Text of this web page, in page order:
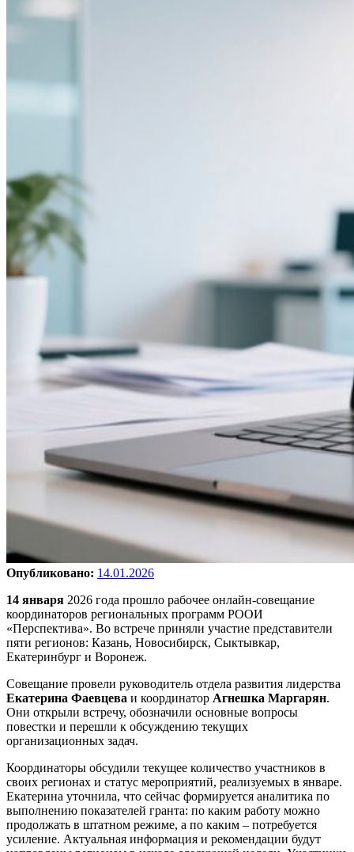
Опубликовано: 14.01.2026
14 января 2026 года прошло рабочее онлайн-совещание
координаторов региональных программ РООИ
«Перспектива». Во встрече приняли участие представители
пяти регионов: Казань, Новосибирск, Сыктывкар,
Екатеринбург и Воронеж.
Совещание провели руководитель отдела развития лидерства
Екатерина Фаевцева и координатор Агнешка Маргарян.
Они открыли встречу, обозначили основные вопросы
повестки и перешли к обсуждению текущих
организационных задач.
Координаторы обсудили текущее количество участников в
своих регионах и статус мероприятий, реализуемых в январе.
Екатерина уточнила, что сейчас формируется аналитика по
выполнению показателей гранта: по каким работу можно
продолжать в штатном режиме, а по каким – потребуется
усиление. Актуальная информация и рекомендации будут